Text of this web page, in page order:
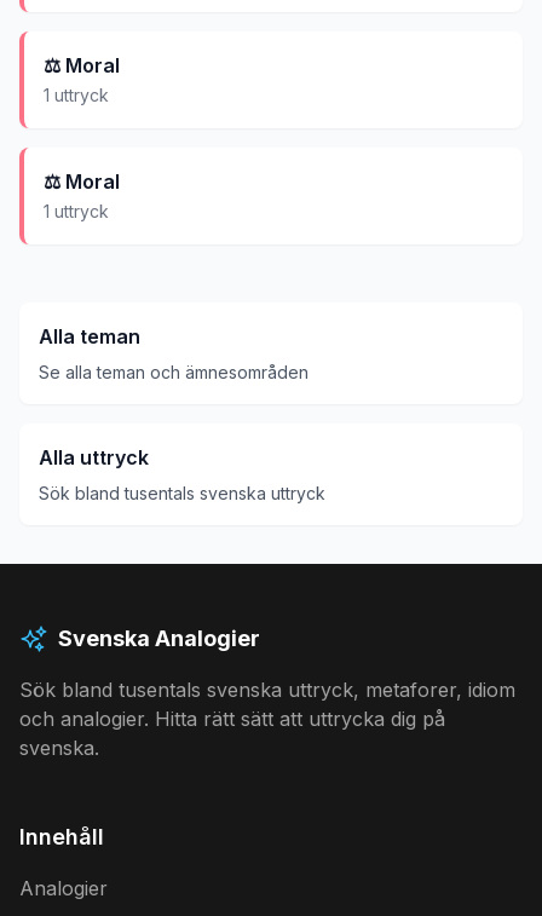
⚖️ Moral
1 uttryck
⚖️ Moral
1 uttryck
Alla teman
Se alla teman och ämnesområden
Alla uttryck
Sök bland tusentals svenska uttryck
Svenska Analogier
Sök bland tusentals svenska uttryck, metaforer, idiom
och analogier. Hitta rätt sätt att uttrycka dig på
svenska.
Innehåll
Analogier